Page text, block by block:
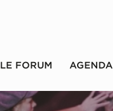
LE FORUM AGENDA